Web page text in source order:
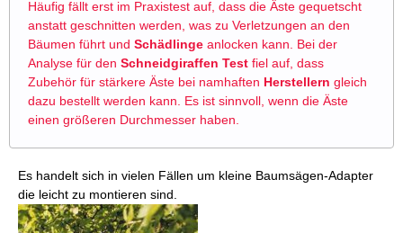
Häufig fällt erst im Praxistest auf, dass die Äste gequetscht
anstatt geschnitten werden, was zu Verletzungen an den
Bäumen führt und Schädlinge anlocken kann. Bei der
Analyse für den Schneidgiraffen Test fiel auf, dass
Zubehör für stärkere Äste bei namhaften Herstellern gleich
dazu bestellt werden kann. Es ist sinnvoll, wenn die Äste
einen größeren Durchmesser haben.
Es handelt sich in vielen Fällen um kleine Baumsägen-Adapter
die leicht zu montieren sind.